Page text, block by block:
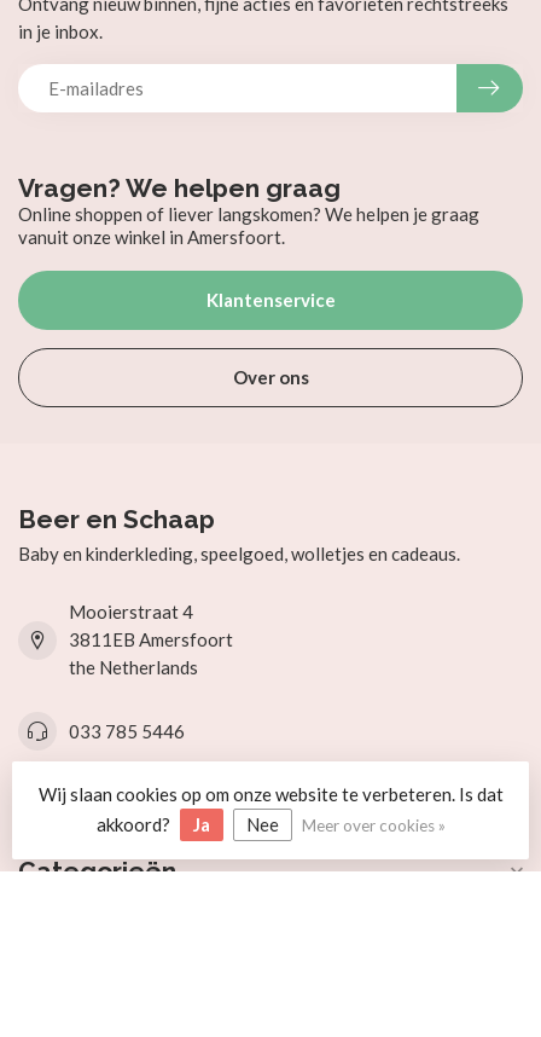
Vragen? We helpen graag
Online shoppen of liever langskomen? We helpen je graag
vanuit onze winkel in Amersfoort.
Klantenservice
Over ons
in je inbox.
Beer en Schaap
Baby en kinderkleding, speelgoed, wolletjes en cadeaus.
Mooierstraat 4
3811EB Amersfoort
the Netherlands
033 785 5446
info@beerenschaap.nl
Categorieën
Wij slaan cookies op om onze website te verbeteren. Is dat
akkoord?
Ja Nee Meer over cookies »